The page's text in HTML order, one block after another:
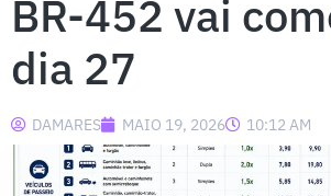
BR-452 vai
dia 27
DAMARES MAIO 19, 2026 10:12 AM